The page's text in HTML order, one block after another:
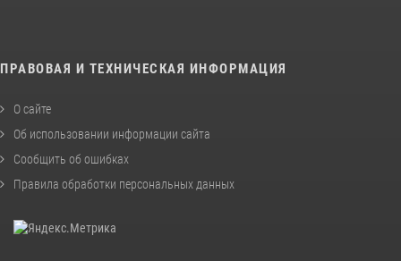
ПРАВОВАЯ И ТЕХНИЧЕСКАЯ ИНФОРМАЦИЯ
О сайте
Об использовании информации сайта
Сообщить об ошибках
Правила обработки персональных данных